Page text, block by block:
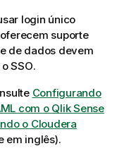
login único
suporte
de dados devem
oSSO.
Configurando
com o Qlik Sense
o Cloudera
em inglês).